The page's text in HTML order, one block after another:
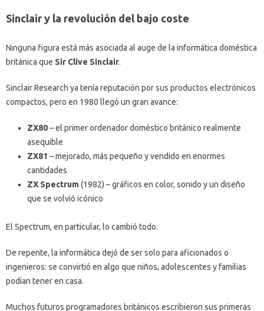
Sinclair y la revolución del bajo coste
Ninguna figura está más asociada al auge de la informática doméstica
británica que Sir Clive Sinclair.
Sinclair Research ya tenía reputación por sus productos electrónicos
compactos, pero en 1980 llegó un gran avance:
ZX80– el primer ordenador doméstico británico realmente
asequible
ZX81 – mejorado, más pequeño y vendido en enormes
cantidades
ZX Spectrum(1982) – gráficos en color, sonido y un diseño
que se volvió icónico
El Spectrum, en particular, lo cambió todo.
De repente, la informática dejó de ser solo para aficionados o
ingenieros: se convirtió en algo que niños, adolescentes y familias
podían tener en casa.
Muchos futuros programadores británicos escribieron sus primeras